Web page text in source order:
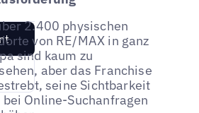
2.400 physischen
von RE/MAX in ganz
sind kaum zu
aber das Franchise
seine Sichtbarkeit
bei Online-Suchanfragen